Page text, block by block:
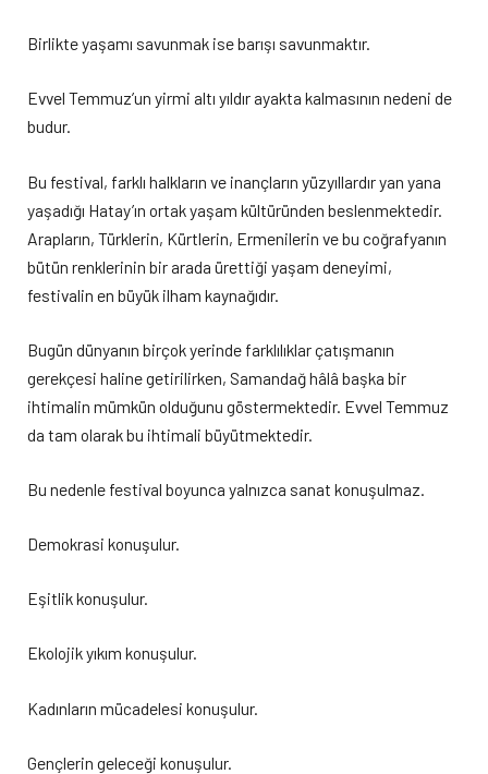
Birlikte yaşamı savunmak ise barışı savunmaktır.
Evvel Temmuz’un yirmi altı yıldır ayakta kalmasının nedeni de
budur.
Bu festival, farklı halkların ve inançların yüzyıllardır yan yana
yaşadığı Hatay’ın ortak yaşam kültüründen beslenmektedir.
Arapların, Türklerin, Kürtlerin, Ermenilerin ve bu coğrafyanın
bütün renklerinin bir arada ürettiği yaşam deneyimi,
festivalin en büyük ilham kaynağıdır.
Bugün dünyanın birçok yerinde farklılıklar çatışmanın
gerekçesi haline getirilirken, Samandağ hâlâ başka bir
ihtimalin mümkün olduğunu göstermektedir. Evvel Temmuz
da tam olarak bu ihtimali büyütmektedir.
Bu nedenle festival boyunca yalnızca sanat konuşulmaz.
Demokrasi konuşulur.
Eşitlik konuşulur.
Ekolojik yıkım konuşulur.
Kadınların mücadelesi konuşulur.
Gençlerin geleceği konuşulur.